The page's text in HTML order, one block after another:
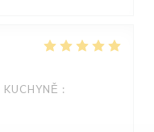
KUCHYNĚ :